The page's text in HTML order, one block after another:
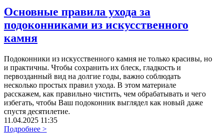
Основные правила ухода за
подоконниками из искусственного
камня
Подоконники из искусственного камня не только красивы, но
и практичны. Чтобы сохранить их блеск, гладкость и
первозданный вид на долгие годы, важно соблюдать
несколько простых правил ухода. В этом материале
расскажем, как правильно чистить, чем обрабатывать и чего
избегать, чтобы Ваш подоконник выглядел как новый даже
спустя десятилетие.
11.04.2025 11:35
Подробнее >